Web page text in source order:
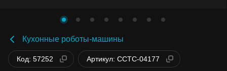
Кухонные роботы-машины
Код: 57252 Артикул: CCTC-04177